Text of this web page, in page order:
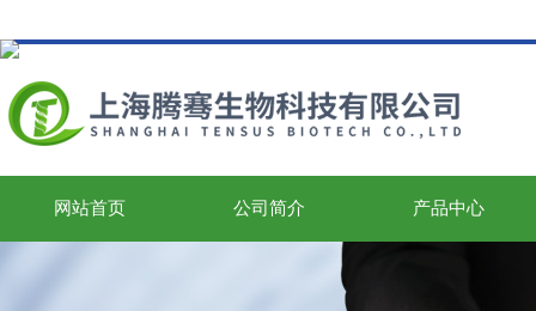
网站首页 公司简介 产品中心